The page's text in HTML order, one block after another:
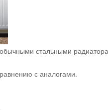
стальными
с аналогами.